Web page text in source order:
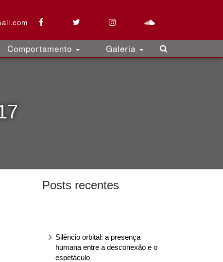
Comportamento Galeria
Posts recentes
Silêncio orbital: a presença
humana entre a desconexão e o
espetáculo